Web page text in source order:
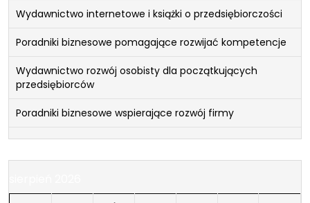
Wydawnictwo internetowe i książki o przedsiębiorczości
Poradniki biznesowe pomagające rozwijać kompetencje
Wydawnictwo rozwój osobisty dla początkujących
przedsiębiorców
Poradniki biznesowe wspierające rozwój firmy